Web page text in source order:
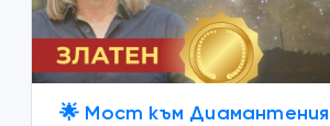
🌟 Мост към